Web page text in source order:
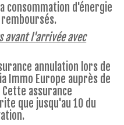
consommation d'énergie
avant l'arrivée avec
annulation lors de
Immo Europe auprès de
assurance
que jusqu'au 10 du